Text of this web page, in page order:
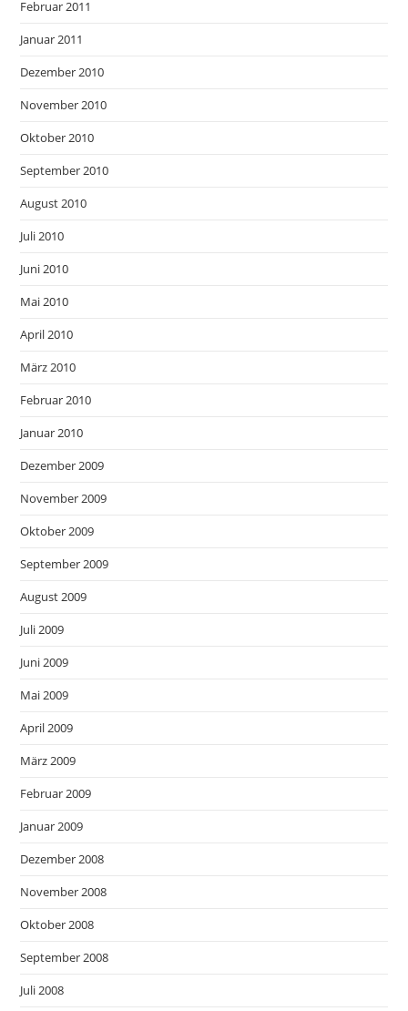
Februar 2011
Januar 2011
Dezember 2010
November 2010
Oktober 2010
September 2010
August 2010
Juli 2010
Juni 2010
Mai 2010
April 2010
März 2010
Februar 2010
Januar 2010
Dezember 2009
November 2009
Oktober 2009
September 2009
August 2009
Juli 2009
Juni 2009
Mai 2009
April 2009
März 2009
Februar 2009
Januar 2009
Dezember 2008
November 2008
Oktober 2008
September 2008
Juli 2008